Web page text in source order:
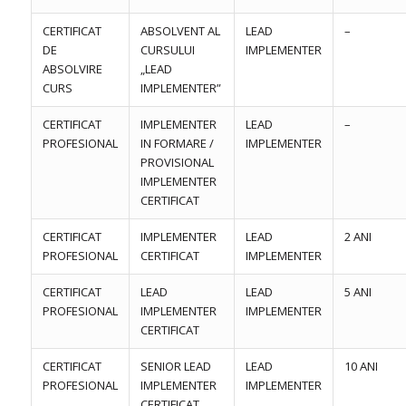
CERTIFICAT
DE
ABSOLVIRE
CURS
ABSOLVENT AL
CURSULUI
„LEAD
IMPLEMENTER”
LEAD
IMPLEMENTER
–
CERTIFICAT
PROFESIONAL
IMPLEMENTER
IN FORMARE /
PROVISIONAL
IMPLEMENTER
CERTIFICAT
LEAD
IMPLEMENTER
–
CERTIFICAT
PROFESIONAL
IMPLEMENTER
CERTIFICAT
LEAD
IMPLEMENTER
2 ANI
CERTIFICAT
PROFESIONAL
LEAD
IMPLEMENTER
CERTIFICAT
LEAD
IMPLEMENTER
5 ANI
CERTIFICAT
PROFESIONAL
SENIOR LEAD
IMPLEMENTER
LEAD
IMPLEMENTER
10 ANI